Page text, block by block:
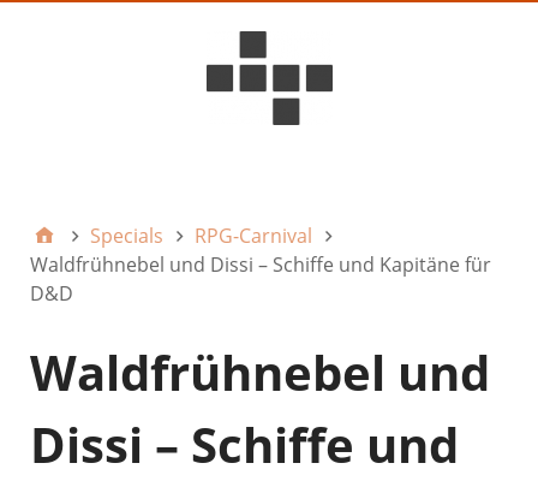
Specials
RPG-Carnival
Waldfrühnebel und Dissi – Schiffe und Kapitäne für
D&D
Waldfrühnebel und
Dissi – Schiffe und